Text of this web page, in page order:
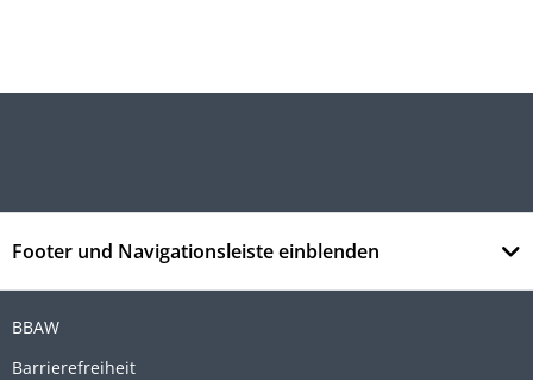
Footer und Navigationsleiste einblenden
BBAW
Barrierefreiheit